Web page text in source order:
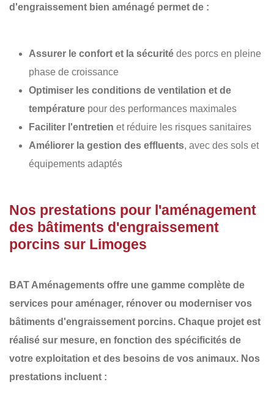
d'engraissement bien aménagé permet de :
Assurer le confort et la sécurité des porcs en pleine
phase de croissance
Optimiser les conditions de ventilation et de
température pour des performances maximales
Faciliter l'entretien et réduire les risques sanitaires
Améliorer la gestion des effluents, avec des sols et
équipements adaptés
Nos prestations pour l'aménagement
des bâtiments d'engraissement
porcins sur Limoges
BAT Aménagements offre une gamme complète de
services pour aménager, rénover ou moderniser vos
bâtiments d'engraissement porcins. Chaque projet est
réalisé sur mesure, en fonction des spécificités de
votre exploitation et des besoins de vos animaux. Nos
prestations incluent :